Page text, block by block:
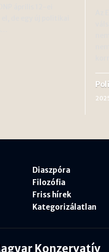
Diaszpóra
Filozófia
Friss hírek
Kategorizálatlan
Konzervatív